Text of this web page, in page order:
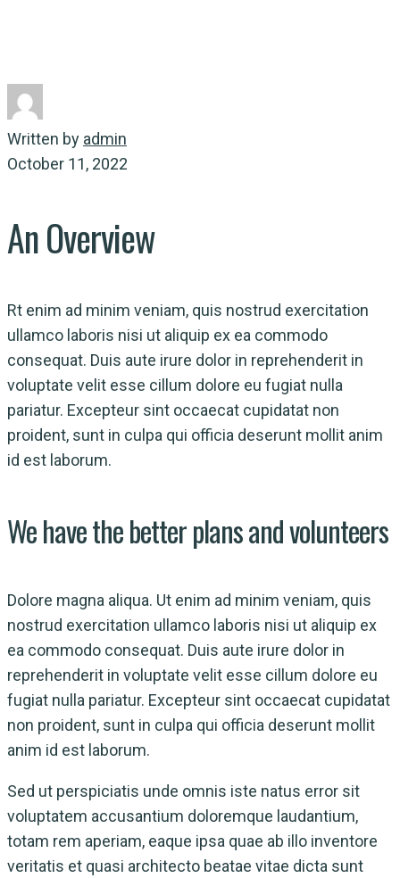
Written by admin
October 11, 2022
An Overview
Rt enim ad minim veniam, quis nostrud exercitation
ullamco laboris nisi ut aliquip ex ea commodo
consequat. Duis aute irure dolor in reprehenderit in
voluptate velit esse cillum dolore eu fugiat nulla
pariatur. Excepteur sint occaecat cupidatat non
proident, sunt in culpa qui officia deserunt mollit anim
id est laborum.
We have the better plans and volunteers
Dolore magna aliqua. Ut enim ad minim veniam, quis
nostrud exercitation ullamco laboris nisi ut aliquip ex
ea commodo consequat. Duis aute irure dolor in
reprehenderit in voluptate velit esse cillum dolore eu
fugiat nulla pariatur. Excepteur sint occaecat cupidatat
non proident, sunt in culpa qui officia deserunt mollit
anim id est laborum.
Sed ut perspiciatis unde omnis iste natus error sit
voluptatem accusantium doloremque laudantium,
totam rem aperiam, eaque ipsa quae ab illo inventore
veritatis et quasi architecto beatae vitae dicta sunt